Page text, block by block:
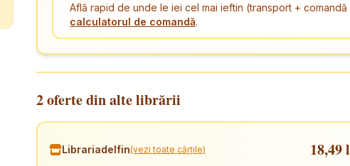
Află rapid de unde le iei cel mai ieftin (transport + comandă
calculatorul de comandă.
2 oferte din alte librării
Librariadelfin(vezi toate cărțile) 18,49